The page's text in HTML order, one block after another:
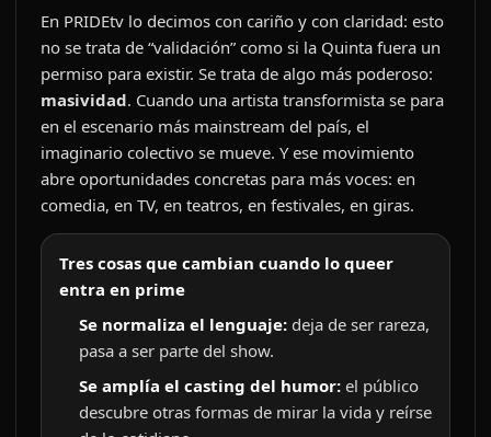
En PRIDEtv lo decimos con cariño y con claridad: esto
no se trata de “validación” como si la Quinta fuera un
permiso para existir. Se trata de algo más poderoso:
masividad. Cuando una artista transformista se para
en el escenario más mainstream del país, el
imaginario colectivo se mueve. Y ese movimiento
abre oportunidades concretas para más voces: en
comedia, en TV, en teatros, en festivales, en giras.
Tres cosas que cambian cuando lo queer
entra en prime
Se normaliza el lenguaje: deja de ser rareza,
pasa a ser parte del show.
Se amplía el casting del humor: el público
descubre otras formas de mirar la vida y reírse